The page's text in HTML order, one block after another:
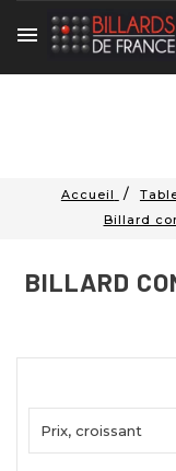

Accueil
Billard
BILLARD
Prix, croissant